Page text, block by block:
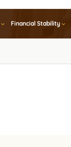
Financial Stability